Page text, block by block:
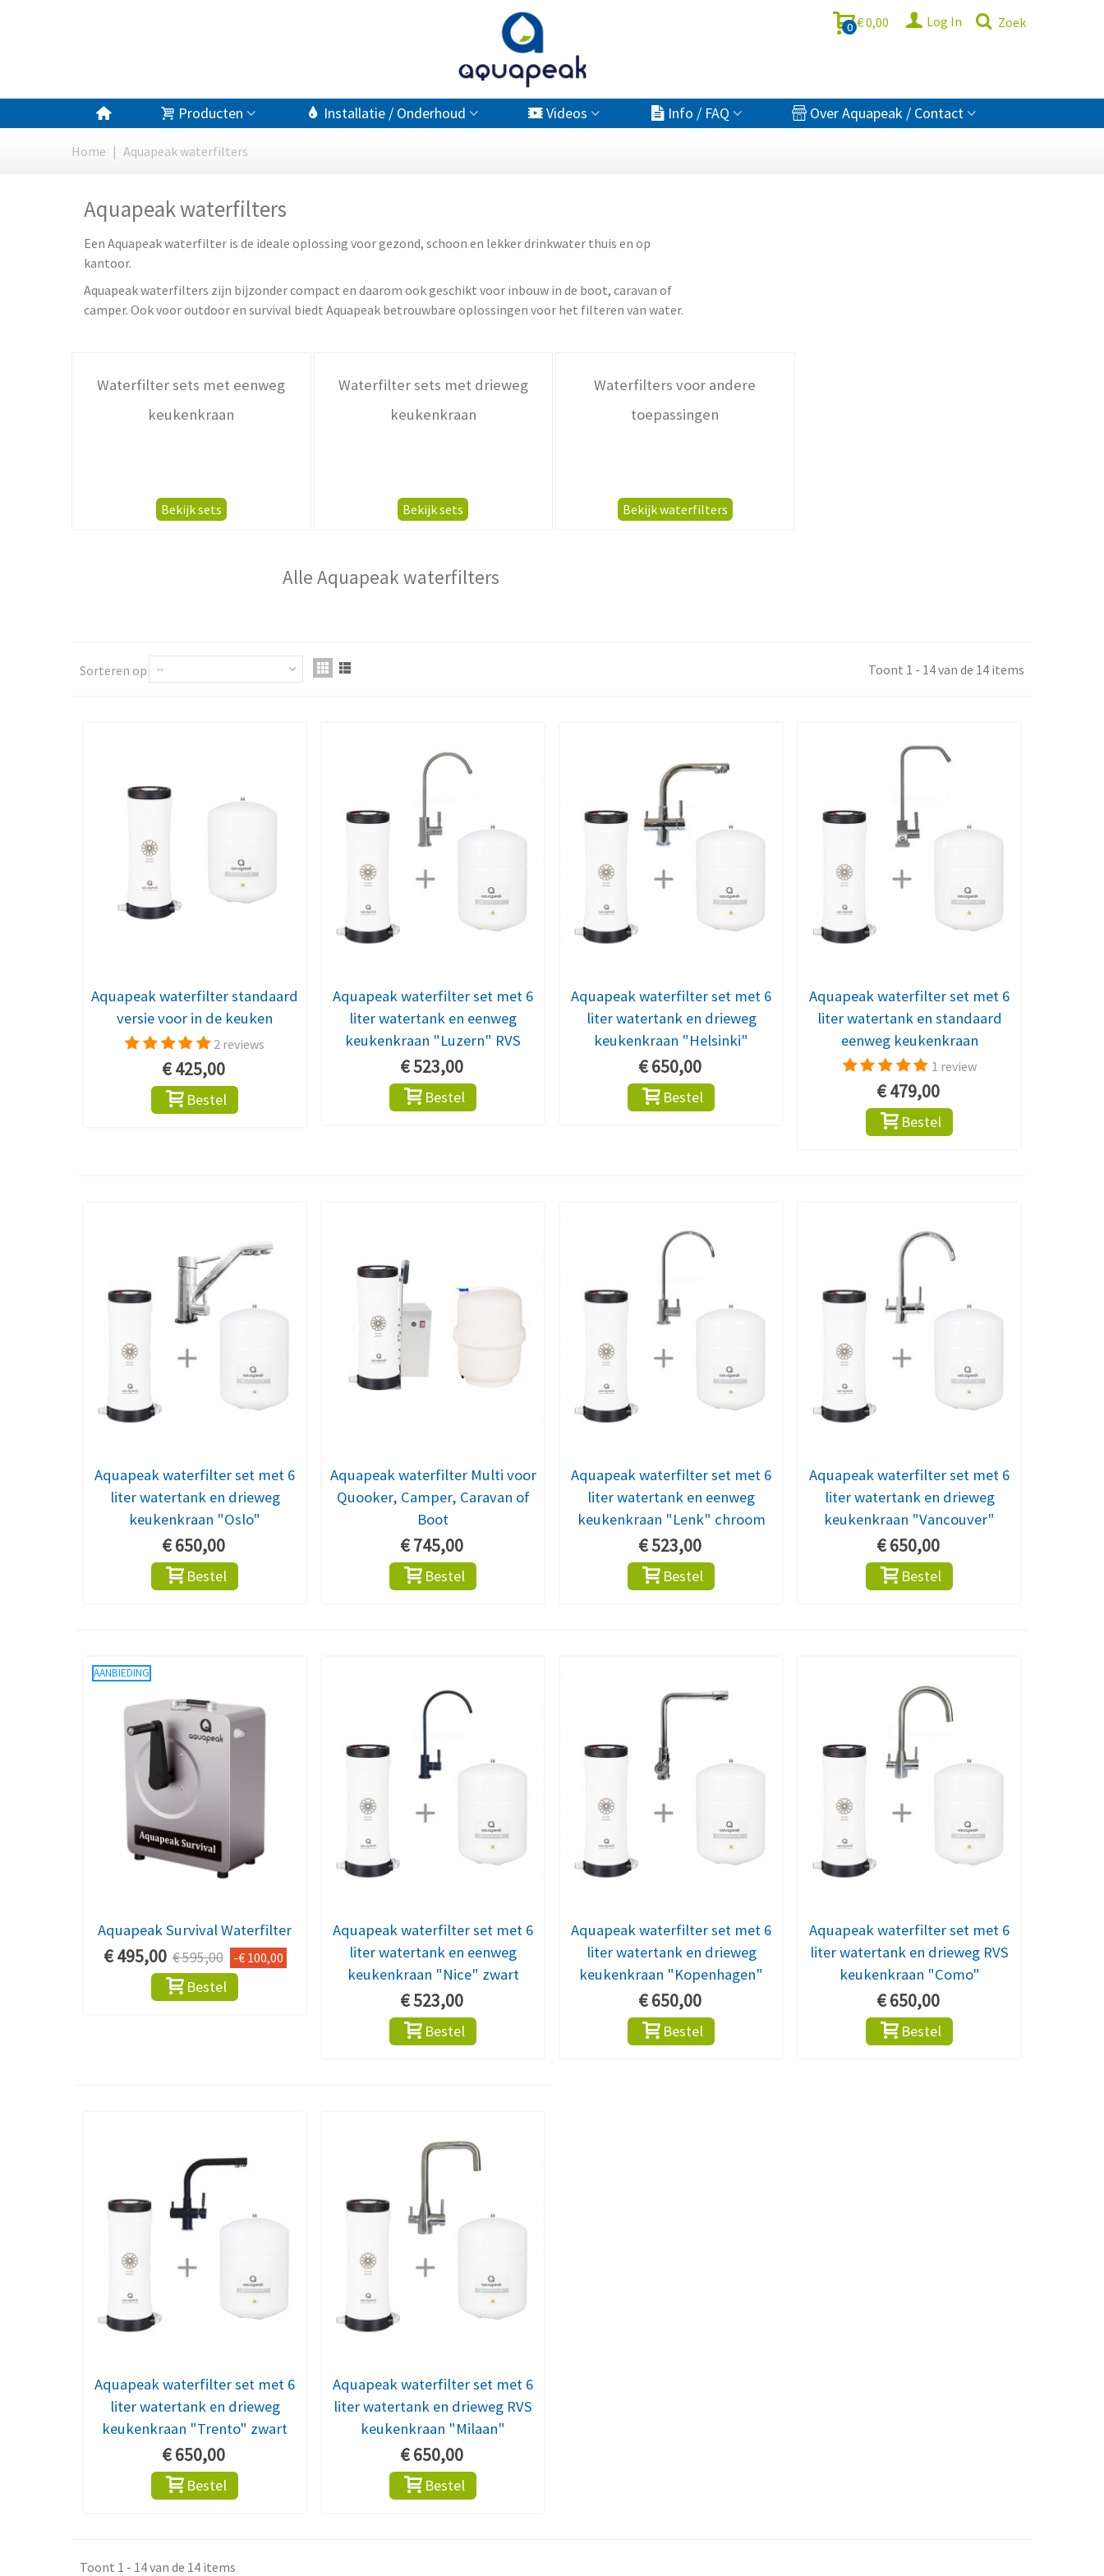
0 € 0,00 Log In Zoek
Producten Installatie / Onderhoud Videos Info / FAQ Over Aquapeak / Contact
Home | Aquapeak waterfilters
Aquapeak waterfilters
Een Aquapeak waterfilter is de ideale oplossing voor gezond, schoon en lekker drinkwater thuis en op
kantoor.
Aquapeak waterfilters zijn bijzonder compact en daarom ook geschikt voor inbouw in de boot, caravan of
camper. Ook voor outdoor en survival biedt Aquapeak betrouwbare oplossingen voor het filteren van water.
Waterfilter sets met eenweg
keukenkraan
Bekijk sets
Waterfilter sets met drieweg
keukenkraan
Bekijk sets
Waterfilters voor andere
toepassingen
Bekijk waterfilters
Alle Aquapeak waterfilters
Sorteren op -- Toont 1 - 14 van de 14 items
Aquapeak waterfilter standaard
versie voor in de keuken
2 reviews
€ 425,00
Bestel
Aquapeak waterfilter set met 6
liter watertank en eenweg
keukenkraan "Luzern" RVS
€ 523,00
Bestel
Aquapeak waterfilter set met 6
liter watertank en drieweg
keukenkraan "Helsinki"
€ 650,00
Bestel
Aquapeak waterfilter set met 6
liter watertank en standaard
eenweg keukenkraan
1 review
€ 479,00
Bestel
Aquapeak waterfilter set met 6
liter watertank en drieweg
keukenkraan "Oslo"
€ 650,00
Bestel
Aquapeak waterfilter Multi voor
Quooker, Camper, Caravan of
Boot
€ 745,00
Bestel
Aquapeak waterfilter set met 6
liter watertank en eenweg
keukenkraan "Lenk" chroom
€ 523,00
Bestel
Aquapeak waterfilter set met 6
liter watertank en drieweg
keukenkraan "Vancouver"
€ 650,00
Bestel
AANBIEDING
Aquapeak Survival Waterfilter
€ 495,00 € 595,00 -€ 100,00
Bestel
Aquapeak waterfilter set met 6
liter watertank en eenweg
keukenkraan "Nice" zwart
€ 523,00
Bestel
Aquapeak waterfilter set met 6
liter watertank en drieweg
keukenkraan "Kopenhagen"
€ 650,00
Bestel
Aquapeak waterfilter set met 6
liter watertank en drieweg RVS
keukenkraan "Como"
€ 650,00
Bestel
Aquapeak waterfilter set met 6
liter watertank en drieweg
keukenkraan "Trento" zwart
€ 650,00
Bestel
Aquapeak waterfilter set met 6
liter watertank en drieweg RVS
keukenkraan "Milaan"
€ 650,00
Bestel
Toont 1 - 14 van de 14 items